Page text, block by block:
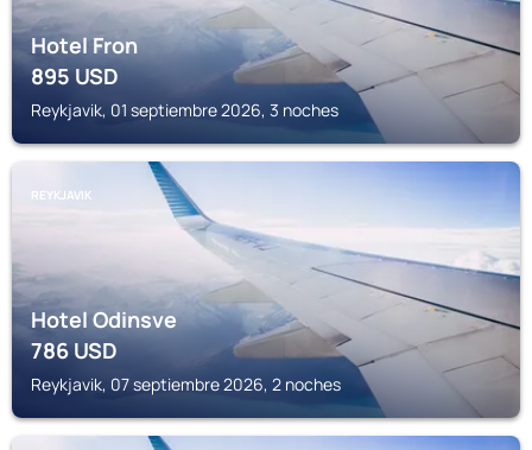
Hotel Fron
895USD
Reykjavik, 01 septiembre 2026, 3 noches
REYKJAVIK
Hotel Odinsve
786USD
Reykjavik, 07 septiembre 2026, 2 noches